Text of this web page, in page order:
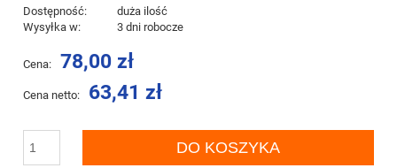
Dostępność:
duża ilość
Wysyłka w:
3 dni robocze
Cena: 78,00 zł
Cena netto: 63,41 zł
DO KOSZYKA